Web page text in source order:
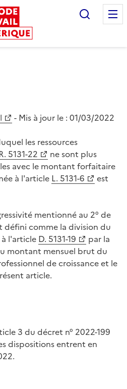
- Mis à jour le : 01/03/2022
les ressources
5131-22
ne sont plus
avec le montant forfaitaire
à l'article L. 5131-6
est
mentionné au 2° de
défini comme la division du
l'article D. 5131-19
par la
montant mensuel brut du
de croissance et le
article.
3 du décret n° 2022-199
dispositions entrent en